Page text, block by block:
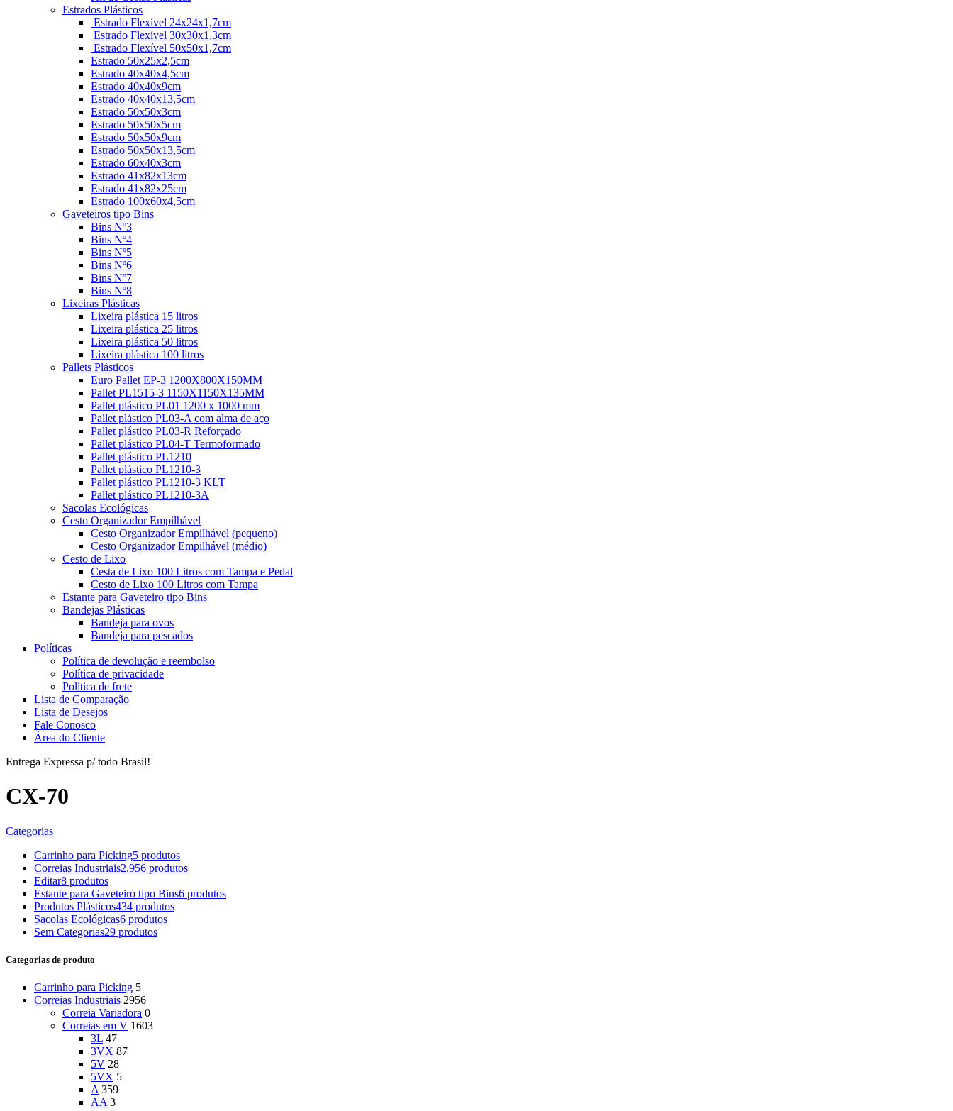
Estrados Plásticos
Estrado Flexível 24x24x1,7cm
Estrado Flexível 30x30x1,3cm
Estrado Flexível 50x50x1,7cm
Estrado 50x25x2,5cm
Estrado 40x40x4,5cm
Estrado 40x40x9cm
Estrado 40x40x13,5cm
Estrado 50x50x3cm
Estrado 50x50x5cm
Estrado 50x50x9cm
Estrado 50x50x13,5cm
Estrado 60x40x3cm
Estrado 41x82x13cm
Estrado 41x82x25cm
Estrado 100x60x4,5cm
Gaveteiros tipo Bins
Bins Nº3
Bins Nº4
Bins Nº5
Bins Nº6
Bins Nº7
Bins Nº8
Lixeiras Plásticas
Lixeira plástica 15 litros
Lixeira plástica 25 litros
Lixeira plástica 50 litros
Lixeira plástica 100 litros
Pallets Plásticos
Euro Pallet EP-3 1200X800X150MM
Pallet PL1515-3 1150X1150X135MM
Pallet plástico PL01 1200 x 1000 mm
Pallet plástico PL03-A com alma de aço
Pallet plástico PL03-R Reforçado
Pallet plástico PL04-T Termoformado
Pallet plástico PL1210
Pallet plástico PL1210-3
Pallet plástico PL1210-3 KLT
Pallet plástico PL1210-3A
Sacolas Ecológicas
Cesto Organizador Empilhável
Cesto Organizador Empilhável (pequeno)
Cesto Organizador Empilhável (médio)
Cesto de Lixo
Cesta de Lixo 100 Litros com Tampa e Pedal
Cesto de Lixo 100 Litros com Tampa
Estante para Gaveteiro tipo Bins
Bandejas Plásticas
Bandeja para ovos
Bandeja para pescados
Políticas
Política de devolução e reembolso
Política de privacidade
Política de frete
Lista de Comparação
Lista de Desejos
Fale Conosco
Área do Cliente
Entrega Expressa p/ todo Brasil!
CX-70
Categorias
Carrinho para Picking5 produtos
Correias Industriais2.956 produtos
Editar8 produtos
Estante para Gaveteiro tipo Bins6 produtos
Produtos Plásticos434 produtos
Sacolas Ecológicas6 produtos
Sem Categorias29 produtos
Categorias de produto
Carrinho para Picking 5
Correias Industriais 2956
Correia Variadora 0
Correias em V 1603
3L 47
3VX 87
5V 28
5VX 5
A 359
AA 3